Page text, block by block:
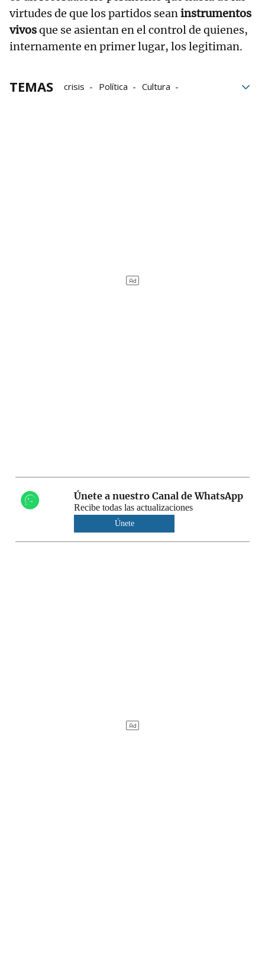
virtudes de que los partidos seaninstrumentos
vivosque se asientan en el control de quienes,
internamente en primer lugar, los legitiman.
TEMAS crisis Política
Cultura
Únete a nuestro Canal de WhatsApp
Recibe todas las actualizaciones
Únete